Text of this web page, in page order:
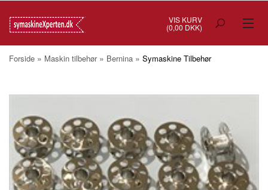
VIS KURV
(0,00 DKK)
COVERSTITCH
BRODERIMASKINER
INDUSTRI
Forside » Maskin tilbehør» Bernina » Symaskine Tilbehør